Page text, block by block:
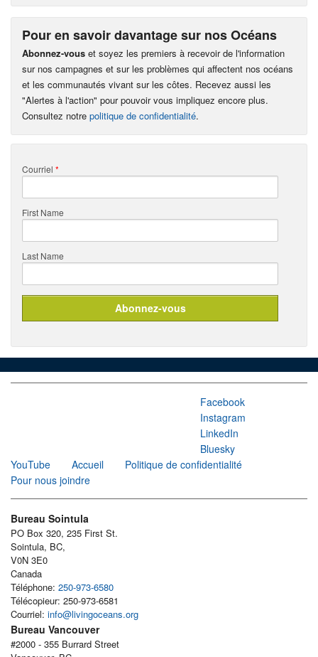
Pour en savoir davantage sur nos Océans
Abonnez-vous et soyez les premiers à recevoir de l'information
sur nos campagnes et sur les problèmes qui affectent nos océans
et les communautés vivant sur les côtes. Recevez aussi les
"Alertes à l'action" pour pouvoir vous impliquez encore plus.
Consultez notre politique de confidentialité.
Courriel *
First Name
Last Name
Facebook
Instagram
LinkedIn
Bluesky
YouTube
Accueil
Politique de confidentialité
Pour nous joindre
Bureau Sointula
PO Box 320, 235 First St.
Sointula, BC,
V0N 3E0
Canada
Téléphone: 250-973-6580
Télécopieur: 250-973-6581
Courriel: info@livingoceans.org
Bureau Vancouver
#2000 - 355 Burrard Street